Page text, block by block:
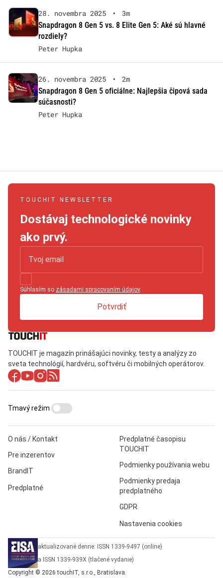
28. novembra 2025 •
3m
Snapdragon 8 Gen 5 vs. 8 Elite Gen 5: Aké sú hlavné
rozdiely?
Peter Hupka
26. novembra 2025 •
2m
Snapdragon 8 Gen 5 oficiálne: Najlepšia čipová sada
súčasnosti?
Peter Hupka
TOUCHIT NEWSLETTER
Dostávaj technologické novinky
ako prvý.
Súhlasím so zásadami spracovaním údajov.
Potvrdiť
TOUCHIT je magazín prinášajúci novinky, testy a analýzy zo
sveta technológií, hardvéru, softvéru či mobilných operátorov.
O nás / Kontakt
Pre inzerentov
BrandIT
Predplatné
Predplatné časopisu
TOUCHIT
Podmienky používania webu
Podmienky predaja
predplatného
GDPR
Nastavenia cookies
Tmavý režim
aktualizované denne: ISSN 1339-9497 (online)
a ISSN 1339-939X (tlačené vydanie)
Copyright © 2026 touchIT, s.r.o., Bratislava.